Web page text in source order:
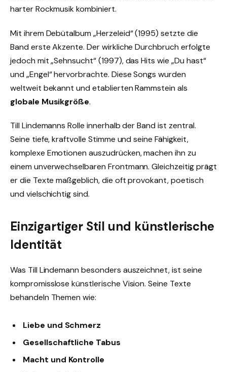
harter Rockmusik kombiniert.
Mit ihrem Debütalbum „Herzeleid“ (1995) setzte die
Band erste Akzente. Der wirkliche Durchbruch erfolgte
jedoch mit „Sehnsucht“ (1997), das Hits wie „Du hast“
und „Engel“ hervorbrachte. Diese Songs wurden
weltweit bekannt und etablierten Rammstein als
globale Musikgröße.
Till Lindemanns Rolle innerhalb der Band ist zentral.
Seine tiefe, kraftvolle Stimme und seine Fähigkeit,
komplexe Emotionen auszudrücken, machen ihn zu
einem unverwechselbaren Frontmann. Gleichzeitig prägt
er die Texte maßgeblich, die oft provokant, poetisch
und vielschichtig sind.
Einzigartiger Stil und künstlerische
Identität
Was Till Lindemann besonders auszeichnet, ist seine
kompromisslose künstlerische Vision. Seine Texte
behandeln Themen wie:
Liebe und Schmerz
Gesellschaftliche Tabus
Macht und Kontrolle